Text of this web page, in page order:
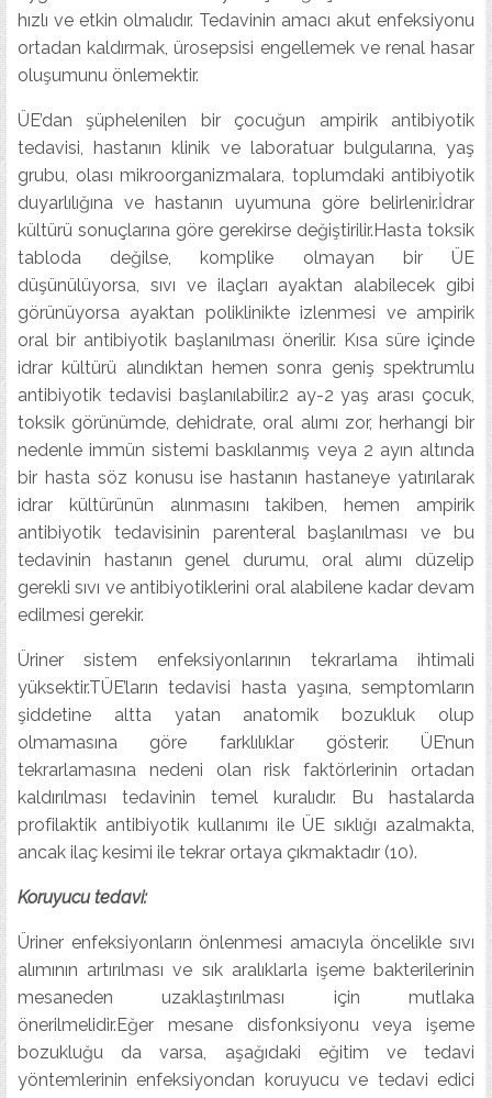
hızlı ve etkin olmalıdır. Tedavinin amacı akut enfeksiyonu
ortadan kaldırmak, ürosepsisi engellemek ve renal hasar
oluşumunu önlemektir.
ÜE’dan şüphelenilen bir çocuğun ampirik antibiyotik
tedavisi, hastanın klinik ve laboratuar bulgularına, yaş
grubu, olası mikroorganizmalara, toplumdaki antibiyotik
duyarlılığına ve hastanın uyumuna göre belirlenir.İdrar
kültürü sonuçlarına göre gerekirse değiştirilir.Hasta toksik
tabloda değilse, komplike olmayan bir ÜE
düşünülüyorsa, sıvı ve ilaçları ayaktan alabilecek gibi
görünüyorsa ayaktan poliklinikte izlenmesi ve ampirik
oral bir antibiyotik başlanılması önerilir. Kısa süre içinde
idrar kültürü alındıktan hemen sonra geniş spektrumlu
antibiyotik tedavisi başlanılabilir.2 ay-2 yaş arası çocuk,
toksik görünümde, dehidrate, oral alımı zor, herhangi bir
nedenle immün sistemi baskılanmış veya 2 ayın altında
bir hasta söz konusu ise hastanın hastaneye yatırılarak
idrar kültürünün alınmasını takiben, hemen ampirik
antibiyotik tedavisinin parenteral başlanılması ve bu
tedavinin hastanın genel durumu, oral alımı düzelip
gerekli sıvı ve antibiyotiklerini oral alabilene kadar devam
edilmesi gerekir.
Üriner sistem enfeksiyonlarının tekrarlama ihtimali
yüksektir.TÜE’ların tedavisi hasta yaşına, semptomların
şiddetine altta yatan anatomik bozukluk olup
olmamasına göre farklılıklar gösterir. ÜE’nun
tekrarlamasına nedeni olan risk faktörlerinin ortadan
kaldırılması tedavinin temel kuralıdır. Bu hastalarda
profilaktik antibiyotik kullanımı ile ÜE sıklığı azalmakta,
ancak ilaç kesimi ile tekrar ortaya çıkmaktadır (10).
Koruyucu tedavi:
Üriner enfeksiyonların önlenmesi amacıyla öncelikle sıvı
alımının artırılması ve sık aralıklarla işeme bakterilerinin
mesaneden uzaklaştırılması için mutlaka
önerilmelidir.Eğer mesane disfonksiyonu veya işeme
bozukluğu da varsa, aşağıdaki eğitim ve tedavi
yöntemlerinin enfeksiyondan koruyucu ve tedavi edici